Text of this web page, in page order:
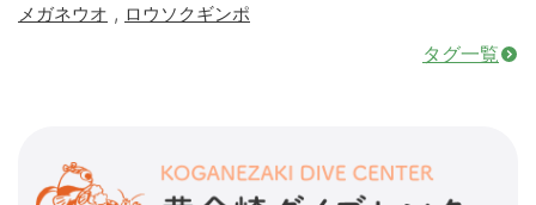
メガネウオ , ロウソクギンポ
タグ一覧